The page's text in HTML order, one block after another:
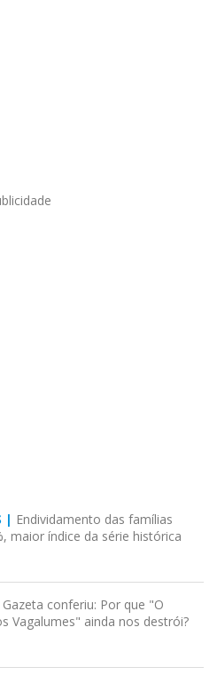
| Endividamento das famílias
maior índice da série histórica
Gazeta conferiu: Por que "O
Vagalumes" ainda nos destrói?